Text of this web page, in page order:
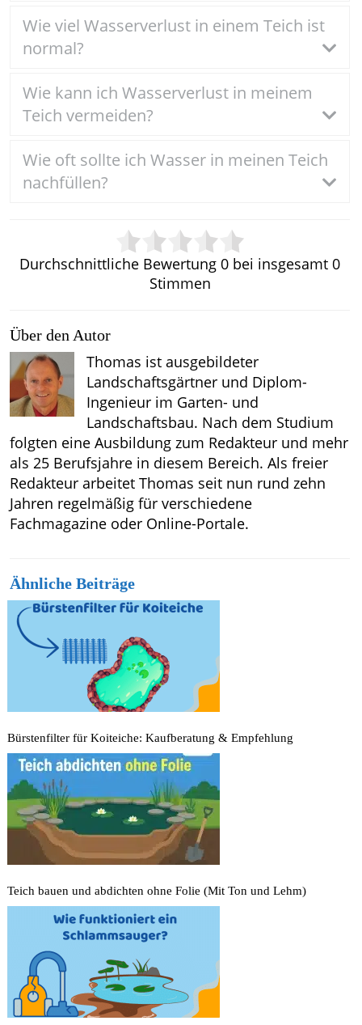
Wie viel Wasserverlust in einem Teich ist
normal?
Wie kann ich Wasserverlust in meinem
Teich vermeiden?
Wie oft sollte ich Wasser in meinen Teich
nachfüllen?
Durchschnittliche Bewertung 0 bei insgesamt 0
Stimmen
Über den Autor
Thomas ist ausgebildeter
Landschaftsgärtner und Diplom-
Ingenieur im Garten- und
Landschaftsbau. Nach dem Studium
folgten eine Ausbildung zum Redakteur und mehr
als 25 Berufsjahre in diesem Bereich. Als freier
Redakteur arbeitet Thomas seit nun rund zehn
Jahren regelmäßig für verschiedene
Fachmagazine oder Online-Portale.
Ähnliche Beiträge
Bürstenfilter für Koiteiche: Kaufberatung & Empfehlung
Teich bauen und abdichten ohne Folie (Mit Ton und Lehm)